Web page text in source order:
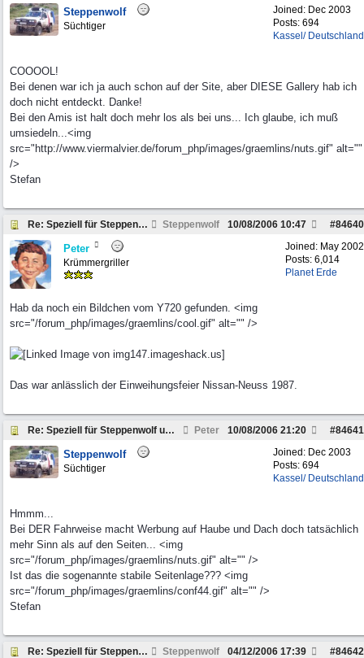
Joined: Dec 2003
Posts: 694
Kassel/ Deutschland
Steppenwolf
Süchtiger
COOOOL!
Bei denen war ich ja auch schon auf der Site, aber DIESE Gallery hab ich
doch nicht entdeckt. Danke!
Bei den Amis ist halt doch mehr los als bei uns... Ich glaube, ich muß
umsiedeln...<img
src="http://www.viermalvier.de/forum_php/images/graemlins/nuts.gif" alt=""
/>
Stefan
Re: Speziell für Steppenwolf und andere Pickup Fre Steppenwolf #84640
10/08/2006 10:47
Joined: May 2002
Posts: 6,014
Planet Erde
Peter
Krümmergriller
Hab da noch ein Bildchen vom Y720 gefunden. <img
src="/forum_php/images/graemlins/cool.gif" alt="" />
Das war anlässlich der Einweihungsfeier Nissan-Neuss 1987.
Re: Speziell für Steppenwolf und andere Pickup Fre Peter #84641
10/08/2006 21:20
Joined: Dec 2003
Posts: 694
Kassel/ Deutschland
Steppenwolf
Süchtiger
Hmmm...
Bei DER Fahrweise macht Werbung auf Haube und Dach doch tatsächlich
mehr Sinn als auf den Seiten... <img
src="/forum_php/images/graemlins/nuts.gif" alt="" />
Ist das die sogenannte stabile Seitenlage??? <img
src="/forum_php/images/graemlins/conf44.gif" alt="" />
Stefan
Re: Speziell für Steppenwolf und andere Pickup Fre Steppenwolf #84642
04/12/2006 17:39